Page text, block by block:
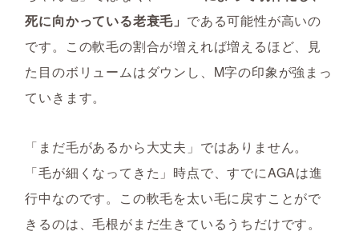
死に向かっている老衰毛」 である可能性が高いの
です。この軟毛の割合が増えれば増えるほど、見
た目のボリュームはダウンし、M字の印象が強まっ
ていきます。
「まだ毛があるから大丈夫」ではありません。
「毛が細くなってきた」時点で、すでにAGAは進
行中なのです。この軟毛を太い毛に戻すことがで
きるのは、毛根がまだ生きているうちだけです。